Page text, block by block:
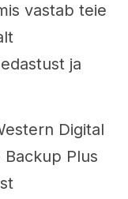
vastab teie
ja
Digital
Plus